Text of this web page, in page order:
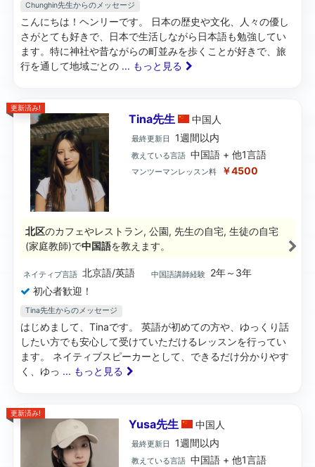
Chunghin先生からのメッセージ
こんにちは！ヘンリーです。 日本の歴史や文化、人々の優し
さがとても好きで、日本で生活しながら日本語も勉強してい
ます。特に神社や昔ながらの町並みを歩くことが好きで、旅
行を通して地域ごとの ... もっと見る
更新済み!
Tina先生 中国 人
最終更新日 1週間以内
教えている言語 中国語 + 他1言語
マンツーマンレッスン料 ￥4500
北区のカフェやレストラン, 公園, 先生の自宅, 生徒の自宅
(家庭教師)で中国語を教えます。
ネイティブ言語 北京語/英語 中国語講師経験
2年～3年
初心者歓迎！
Tina先生からのメッセージ
はじめまして、Tinaです。 英語が初めての方や、ゆっくり話
したい方でも安心して受けていただけるレッスンを行ってい
ます。 ネイティブスピーカーとして、できるだけ分かりやす
く、ゆっ ... もっと見る
更新済み!
Yusa先生 中国 人
最終更新日 1週間以内
教えている言語 中国語 + 他1言語